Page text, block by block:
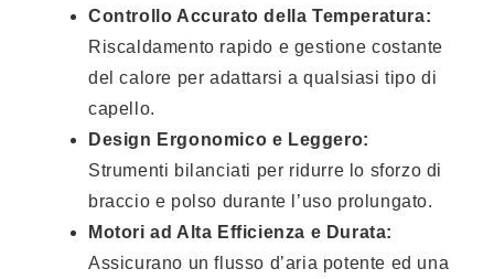
Controllo Accurato della Temperatura:
Riscaldamento rapido e gestione costante
del calore per adattarsi a qualsiasi tipo di
capello.
Design Ergonomico e Leggero:
Strumenti bilanciati per ridurre lo sforzo di
braccio e polso durante l’uso prolungato.
Motori ad Alta Efficienza e Durata:
Assicurano un flusso d’aria potente ed una